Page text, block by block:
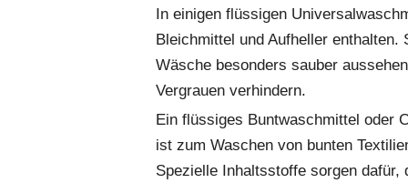
In einigen flüssigen
Bleichmittel und Aufheller enthalten.
Wäsche besonders sauber
Vergrauen verhindern.
Ein flüssiges Buntwaschmittel oder
ist zum Waschen von bunten
Spezielle Inhaltsstoffe sorgen dafür,